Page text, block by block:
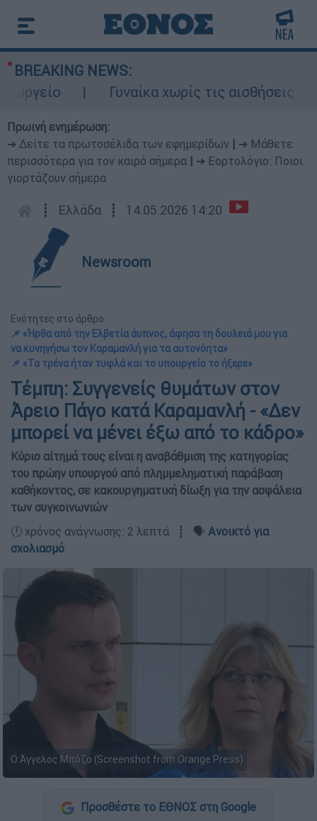
BREAKING NEWS:
Γυναίκα χωρίς τις αισθήσεις της
Πρωινή ενημέρωση:
➔ Δείτε τα πρωτοσέλιδα των εφημερίδων
➔ Μάθετε
περισσότερα για τον καιρό σήμερα
➔ Εορτολόγιο: Ποιοι
γιορτάζουν σήμερα
┋ Ελλάδα ┋ 14.05.2026 14:20
Newsroom
Ενότητες στο άρθρο:
📌 «Ήρθα από την Ελβετία άυπνος, άφησα τη δουλειά μου για
να κυνηγήσω τον Καραμανλή για τα αυτονόητα»
📌 «Τα τρένα ήταν τυφλά και το υπουργείο το ήξερε»
Τέμπη: Συγγενείς θυμάτων στον
Άρειο Πάγο κατά Καραμανλή - «Δεν
μπορεί να μένει έξω από το κάδρο»
Κύριο αίτημά τους είναι η αναβάθμιση της κατηγορίας
του πρώην υπουργού από πλημμεληματική παράβαση
καθήκοντος, σε κακουργηματική δίωξη για την ασφάλεια
των συγκοινωνιών
🕛 χρόνος ανάγνωσης: 2 λεπτά ┋ 🗣️ Ανοικτό για
σχολιασμό
Ο Άγγελος Μπόζο (Screenshot from Orange Press)
Προσθέστε το ΕΘΝΟΣ στη Google